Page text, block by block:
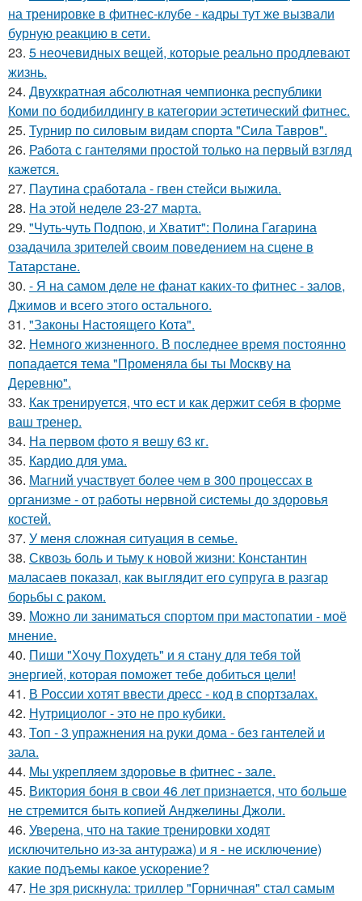
на тренировке в фитнес-клубе - кадры тут же вызвали
бурную реакцию в сети.
23. 5 неочевидных вещей, которые реально продлевают
жизнь.
24. Двухкратная абсолютная чемпионка республики
Коми по бодибилдингу в категории эстетический фитнес.
25. Турнир по силовым видам спорта "Сила Тавров".
26. Работа с гантелями простой только на первый взгляд
кажется.
27. Паутина сработала - гвен стейси выжила.
28. На этой неделе 23-27 марта.
29. "Чуть-чуть Подпою, и Хватит": Полина Гагарина
озадачила зрителей своим поведением на сцене в
Татарстане.
30. - Я на самом деле не фанат каких-то фитнес - залов,
Джимов и всего этого остального.
31. "Законы Настоящего Кота".
32. Немного жизненного. В последнее время постоянно
попадается тема "Променяла бы ты Москву на
Деревню".
33. Как тренируется, что ест и как держит себя в форме
ваш тренер.
34. На первом фото я вешу 63 кг.
35. Кардио для ума.
36. Магний участвует более чем в 300 процессах в
организме - от работы нервной системы до здоровья
костей.
37. У меня сложная ситуация в семье.
38. Сквозь боль и тьму к новой жизни: Константин
маласаев показал, как выглядит его супруга в разгар
борьбы с раком.
39. Можно ли заниматься спортом при мастопатии - моё
мнение.
40. Пиши "Хочу Похудеть" и я стану для тебя той
энергией, которая поможет тебе добиться цели!
41. В России хотят ввести дресс - код в спортзалах.
42. Нутрициолог - это не про кубики.
43. Топ - 3 упражнения на руки дома - без гантелей и
зала.
44. Мы укрепляем здоровье в фитнес - зале.
45. Виктория боня в свои 46 лет признается, что больше
не стремится быть копией Анджелины Джоли.
46. Уверена, что на такие тренировки ходят
исключительно из-за антуража) и я - не исключение)
какие подъемы какое ускорение?
47. Не зря рискнула: триллер "Горничная" стал самым